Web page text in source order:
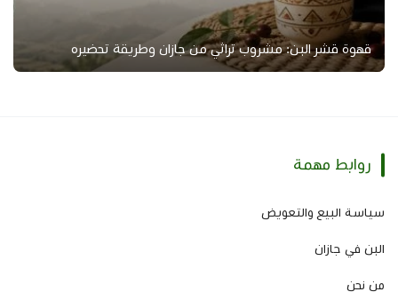
قهوة قشر البن: مشروب تراثي من جازان وطريقة تحضيره
روابط مهمة
سياسة البيع والتعويض
البن في جازان
من نحن